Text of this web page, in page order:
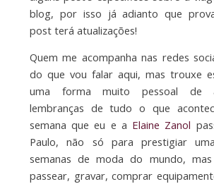
blog, por isso já adianto que
post terá atualizações!
Quem me acompanha nas redes
do que vou falar aqui, mas trouxe
uma forma muito pessoal de
lembranças de tudo o que
semana que eu e a Elaine Zanol
Paulo, não só para prestigiar
semanas de moda do mundo,
passear, gravar, comprar